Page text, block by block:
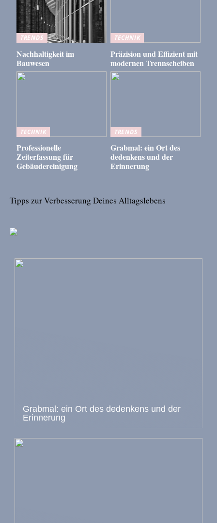
TRENDS
Nachhaltigkeit im
Bauwesen
TECHNIK
Präzision und Effizient mit
modernen Trennscheiben
TECHNIK
Professionelle
Zeiterfassung für
Gebäudereinigung
TRENDS
Grabmal: ein Ort des
dedenkens und der
Erinnerung
Tipps zur Verbesserung Deines Alltagslebens
Grabmal: ein Ort des dedenkens und der
Erinnerung